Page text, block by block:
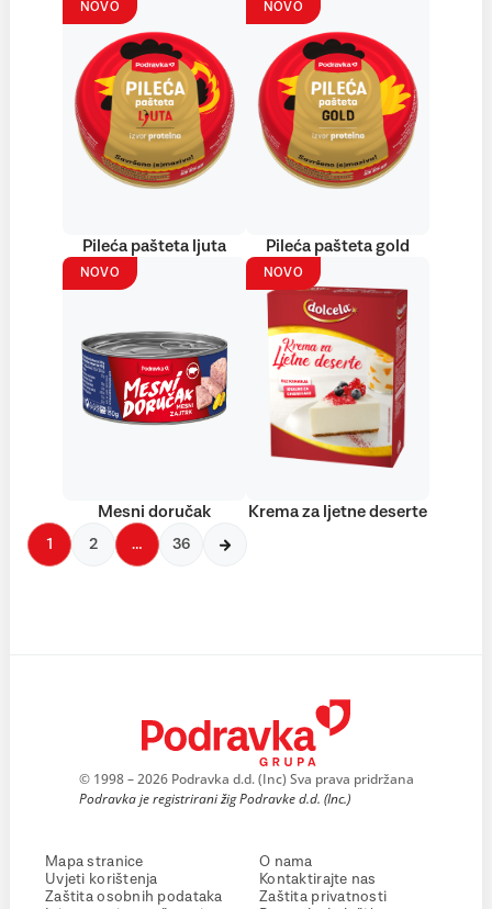
NOVO
Pileća pašteta ljuta
NOVO
Pileća pašteta gold
NOVO
Mesni doručak
NOVO
Krema za ljetne deserte
1 2 … 36
© 1998 – 2026 Podravka d.d. (Inc) Sva prava pridržana
Podravka je registrirani žig Podravke d.d. (Inc.)
Mapa stranice
Uvjeti korištenja
Zaštita osobnih podataka
O nama
Kontaktirajte nas
Zaštita privatnosti